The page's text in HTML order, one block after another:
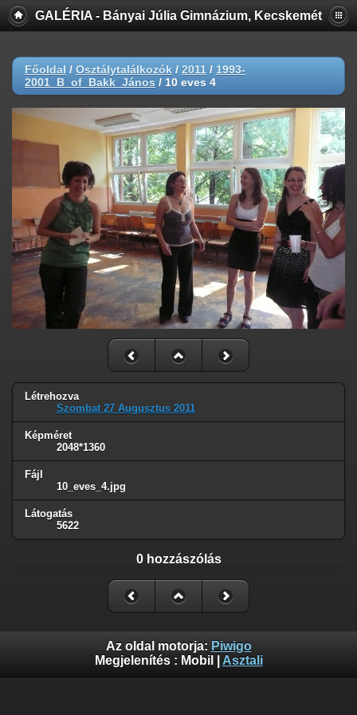
GALÉRIA - Bányai Júlia Gimnázium, Kecskemét
Főoldal / Osztálytalálkozók / 2011 / 1993-
2001_B_of_Bakk_János / 10 eves 4
Létrehozva
Szombat 27 Augusztus 2011
Képméret
2048*1360
Fájl
10_eves_4.jpg
Látogatás
5622
0 hozzászólás
Az oldal motorja: Piwigo
Megjelenítés : Mobil Asztali